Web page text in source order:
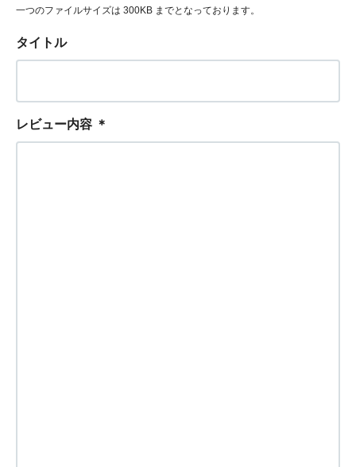
一つのファイルサイズは 300KB までとなっております。
タイトル
レビュー内容 ＊